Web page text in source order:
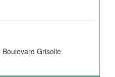
Grisolle